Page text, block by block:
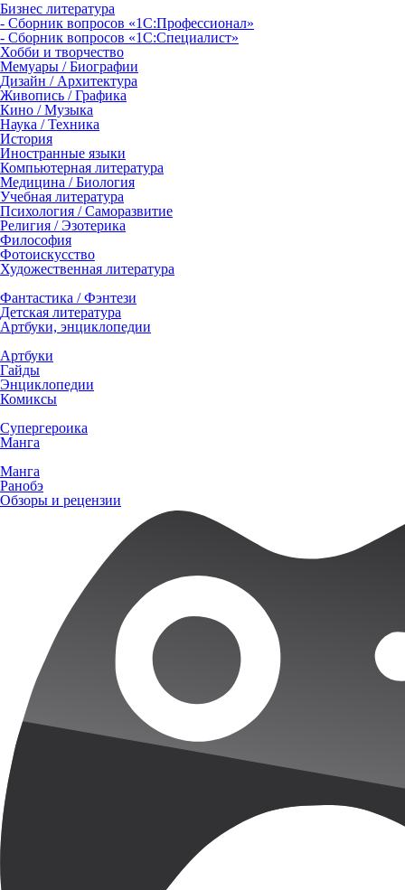
Бизнес литература
- Сборник вопросов «1С:Профессионал»
- Сборник вопросов «1С:Специалист»
Хобби и творчество
Мемуары / Биографии
Дизайн / Архитектура
Живопись / Графика
Кино / Музыка
Наука / Техника
История
Иностранные языки
Компьютерная литература
Медицина / Биология
Учебная литература
Психология / Саморазвитие
Религия / Эзотерика
Философия
Фотоискусство
Художественная литература
Фантастика / Фэнтези
Детская литература
Артбуки, энциклопедии
Артбуки
Гайды
Энциклопедии
Комиксы
Супергероика
Манга
Манга
Ранобэ
Обзоры и рецензии